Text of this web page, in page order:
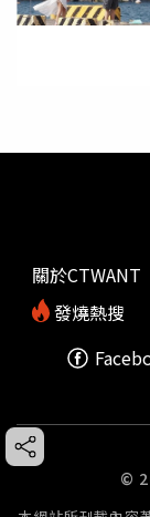
關於CTWANT
發燒熱搜
©